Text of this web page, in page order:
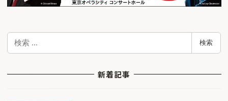
検
検索
新着記事